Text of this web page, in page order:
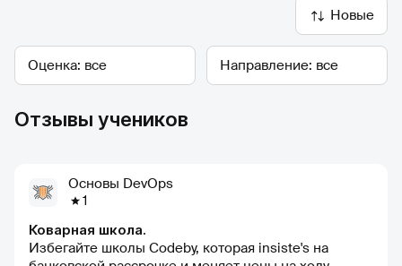
Новые
Оценка Направление
Отзывы учеников
Основы DevOps
1
Коварная школа.
Избегайте школы Codeby, которая insiste's на